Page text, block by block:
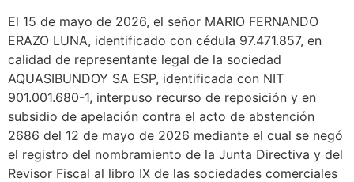
El 15 de mayo de 2026, el señor MARIO FERNANDO
ERAZO LUNA, identificado con cédula 97.471.857, en
calidad de representante legal de la sociedad
AQUASIBUNDOY SA ESP, identificada con NIT
901.001.680-1, interpuso recurso de reposición y en
subsidio de apelación contra el acto de abstención
2686 del 12 de mayo de 2026 mediante el cual se negó
el registro del nombramiento de la Junta Directiva y del
Revisor Fiscal al libro IX de las sociedades comerciales